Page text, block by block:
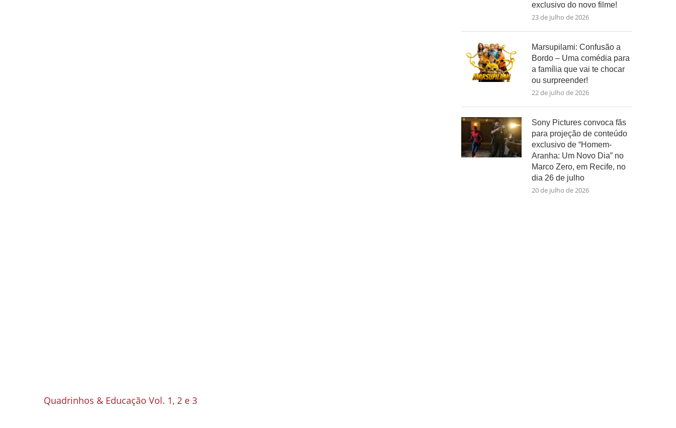
exclusivo do novo filme!
23 de julho de 2026
Marsupilami: Confusão a
Bordo – Uma comédia para
a família que vai te chocar
ou surpreender!
22 de julho de 2026
Sony Pictures convoca fãs
para projeção de conteúdo
exclusivo de “Homem-
Aranha: Um Novo Dia” no
Marco Zero, em Recife, no
dia 26 de julho
20 de julho de 2026